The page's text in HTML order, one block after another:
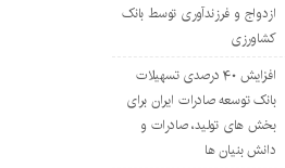
ازدواج و فرزندآوری توسط بانک
کشاورزی
افزایش ۴۰ درصدی تسهیلات
بانک توسعه صادرات ایران برای
بخش های تولید، صادرات و
دانش بنیان ها